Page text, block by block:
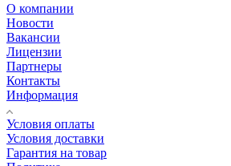
О компании
Новости
Вакансии
Лицензии
Партнеры
Контакты
Информация
Условия оплаты
Условия доставки
Гарантия на товар